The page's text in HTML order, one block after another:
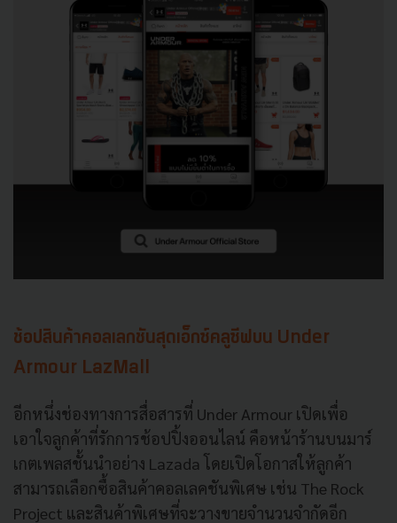
ช้อปสินค้าคอลเลกชันสุดเอ็กซ์คลูซีฟบน Under
Armour LazMall
อีกหนึ่งช่องทางการสื่อสารที่ Under Armour เปิดเพื่อ
เอาใจลูกค้าที่รักการช้อปปิ้งออนไลน์ คือหน้าร้านบนมาร์
เกตเพลสชั้นนำอย่าง Lazada โดยเปิดโอกาสให้ลูกค้า
สามารถเลือกซื้อสินค้าคอลเลคชันพิเศษ เช่น The Rock
Project และสินค้าพิเศษที่จะวางขายจำนวนจำกัดอีก